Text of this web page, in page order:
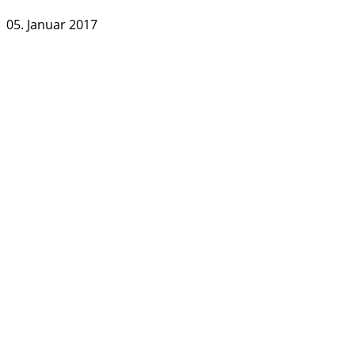
05. Januar 2017